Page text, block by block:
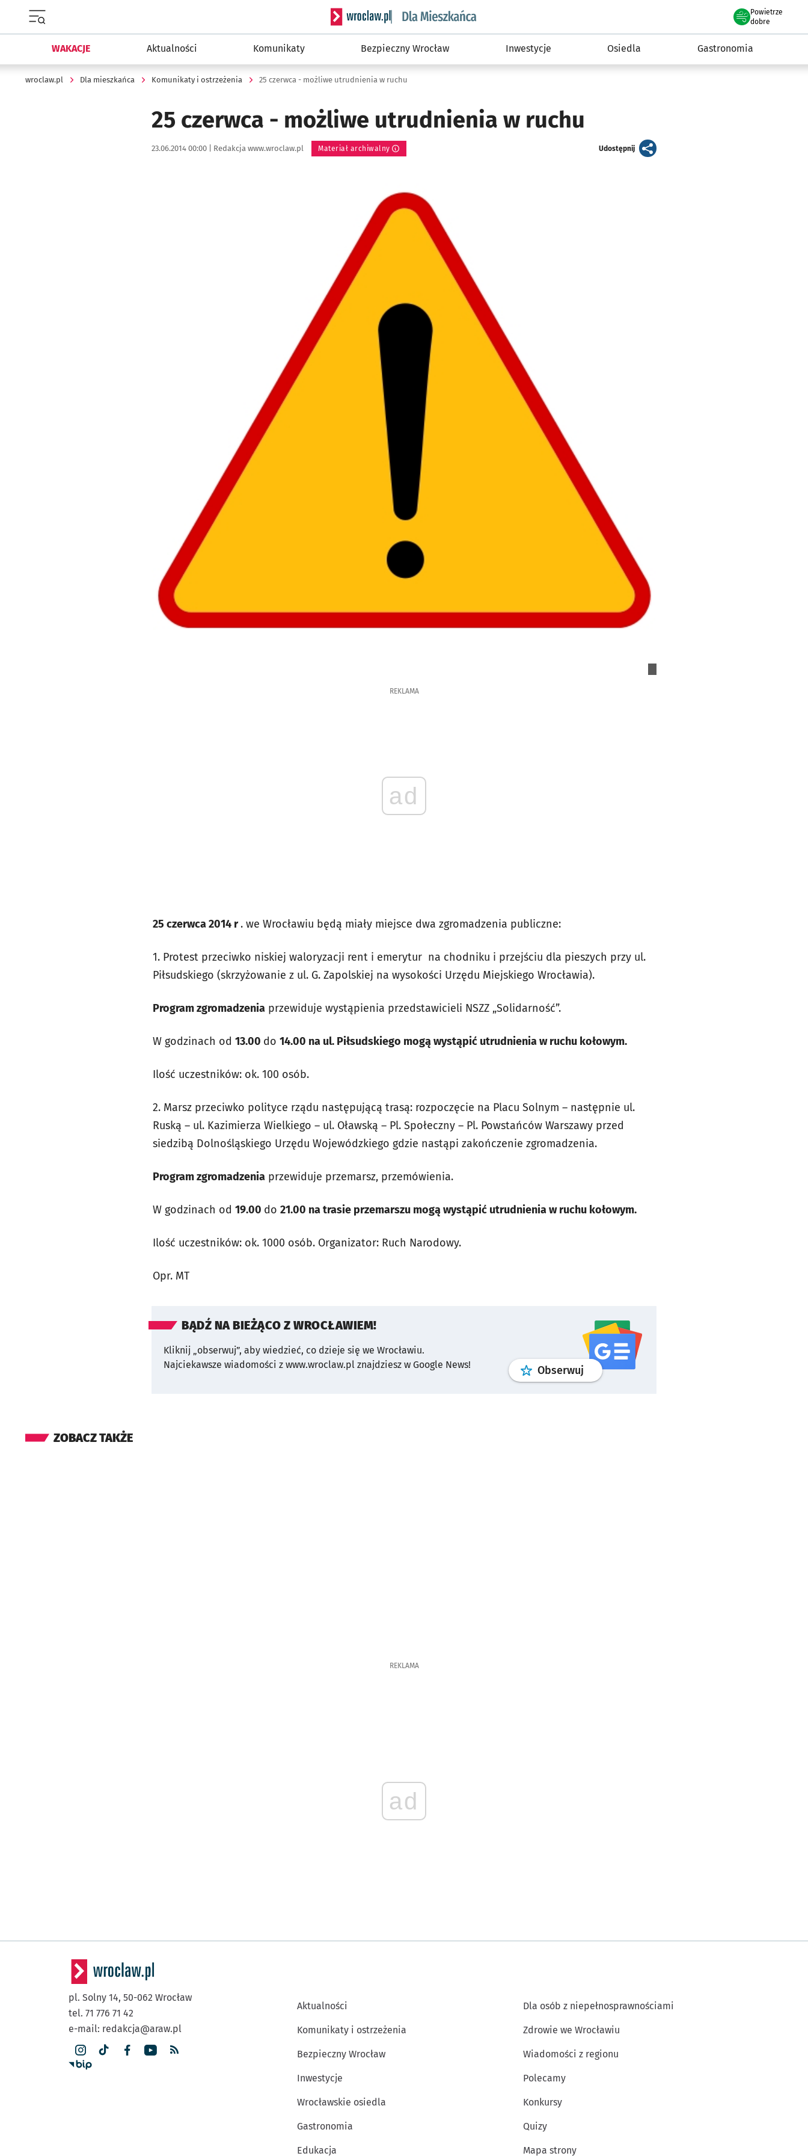
Serwis informacyjny wroclaw.pl podserwis: Dla mieszkańca
Powietrze
we Wrocławiu
dobre
WAKACJE Aktualności Komunikaty Bezpieczny Wrocław Inwestycje Osiedla Gastronomia
wroclaw.pl Dla mieszkańca Komunikaty i ostrzeżenia 25 czerwca - możliwe utrudnienia w ruchu
25 czerwca - możliwe utrudnienia w ruchu
Data publikacji:
23.06.2014 00:00 | Autor:
Redakcja www.wroclaw.pl Materiał archiwalny Udostępnijartykuł
REKLAMA
ad
25 czerwca 2014 r. we Wrocławiu będą miały miejsce dwa zgromadzenia publiczne:
1. Protest przeciwko niskiej waloryzacji rent i emerytur na chodniku i przejściu dla pieszych przy ul.
Piłsudskiego (skrzyżowanie z ul. G. Zapolskiej na wysokości Urzędu Miejskiego Wrocławia).
Program zgromadzenia przewiduje wystąpienia przedstawicieli NSZZ „Solidarność”.
W godzinach od 13.00 do 14.00 na ul. Piłsudskiego mogą wystąpić utrudnienia w ruchu kołowym.
Ilość uczestników: ok. 100 osób.
2. Marsz przeciwko polityce rządu następującą trasą: rozpoczęcie na Placu Solnym – następnie ul.
Ruską – ul. Kazimierza Wielkiego – ul. Oławską – Pl. Społeczny – Pl. Powstańców Warszawy przed
siedzibą Dolnośląskiego Urzędu Wojewódzkiego gdzie nastąpi zakończenie zgromadzenia.
Program zgromadzenia przewiduje przemarsz, przemówienia.
W godzinach od 19.00 do 21.00 na trasie przemarszu mogą wystąpić utrudnienia w ruchu kołowym.
Ilość uczestników: ok. 1000 osób. Organizator: Ruch Narodowy.
Opr. MT
BĄDŹ NA BIEŻĄCO Z WROCŁAWIEM!
Kliknij „obserwuj”, aby wiedzieć, co dzieje się we Wrocławiu.
Najciekawsze wiadomości z www.wroclaw.pl znajdziesz w Google News!
Obserwuj profilgoogle news
ZOBACZ TAKŻE
REKLAMA
ad
pl. Solny 14, 50-062 Wrocław
tel. 71 776 71 42
e-mail: redakcja@araw.pl
Aktualności
Komunikaty i ostrzeżenia
Bezpieczny Wrocław
Inwestycje
Wrocławskie osiedla
Gastronomia
Edukacja
Dla osób z niepełnosprawnościami
Zdrowie we Wrocławiu
Wiadomości z regionu
Polecamy
Konkursy
Quizy
Mapa strony